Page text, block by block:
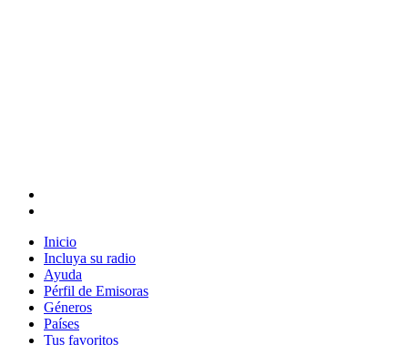
Inicio
Incluya su radio
Ayuda
Pérfil de Emisoras
Géneros
Países
Tus favoritos